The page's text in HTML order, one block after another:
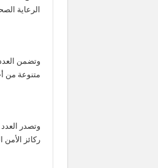
الرعاية
وتضمن
متنوعة من
وتصدر
ركائز